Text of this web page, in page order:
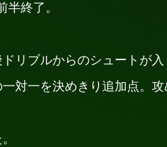
終了。
リブルからのシュートが
対一を決めきり追加点。